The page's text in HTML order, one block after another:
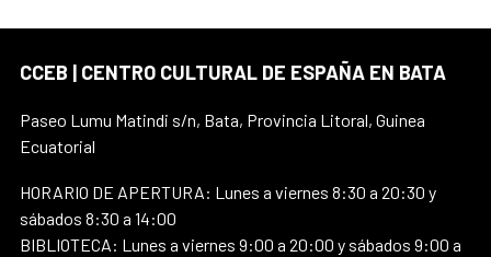
CCEB | CENTRO CULTURAL DE ESPAÑA EN BATA
Paseo Lumu Matindi s/n, Bata, Provincia Litoral, Guinea
Ecuatorial
HORARIO DE APERTURA: Lunes a viernes 8:30 a 20:30 y
sábados 8:30 a 14:00
BIBLIOTECA: Lunes a viernes 9:00 a 20:00 y sábados 9:00 a